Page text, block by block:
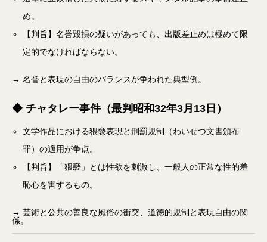
め。
【判旨】名誉毀損の疑いがあっても、出版差止めは極めて限
定的でなければならない。
→ 名誉と表現の自由のバランスが争われた典型例。
◆ チャタレー事件（最判昭和32年3月13日）
文学作品における猥褻表現と刑罰規制（わいせつ文書頒布
罪）の適用が争点。
【判旨】「猥褻」とは性欲を刺激し、一般人の正常な性的羞
恥心を害するもの。
→ 芸術と公共の善良な風俗の衝突、道徳的規制と表現自由の関
係。